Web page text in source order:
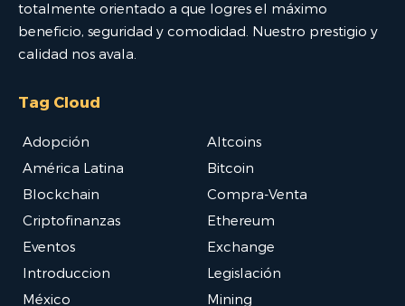
totalmente orientado a que logres el máximo
beneficio, seguridad y comodidad. Nuestro prestigio y
calidad nos avala.
Tag Cloud
Adopción
Altcoins
América Latina
Bitcoin
Blockchain
Compra-Venta
Criptofinanzas
Ethereum
Eventos
Exchange
Introduccion
Legislación
México
Mining